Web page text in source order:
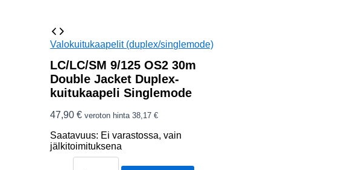
Valokuitukaapelit (duplex/singlemode)
LC/LC/SM 9/125 OS2 30m
Double Jacket Duplex-
kuitukaapeli Singlemode
47,90€ veroton hinta38,17€
Saatavuus: Ei varastossa, vain
jälkitoimituksena
LC/LC/SM